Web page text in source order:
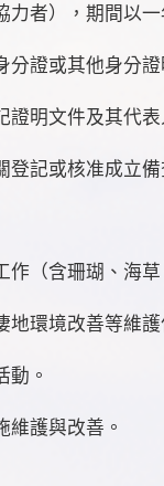
者），期間以
證或其他身分證
明文件及其代表
記或核准成立備
（含珊瑚、海草
環境改善等維護
。
護與改善。